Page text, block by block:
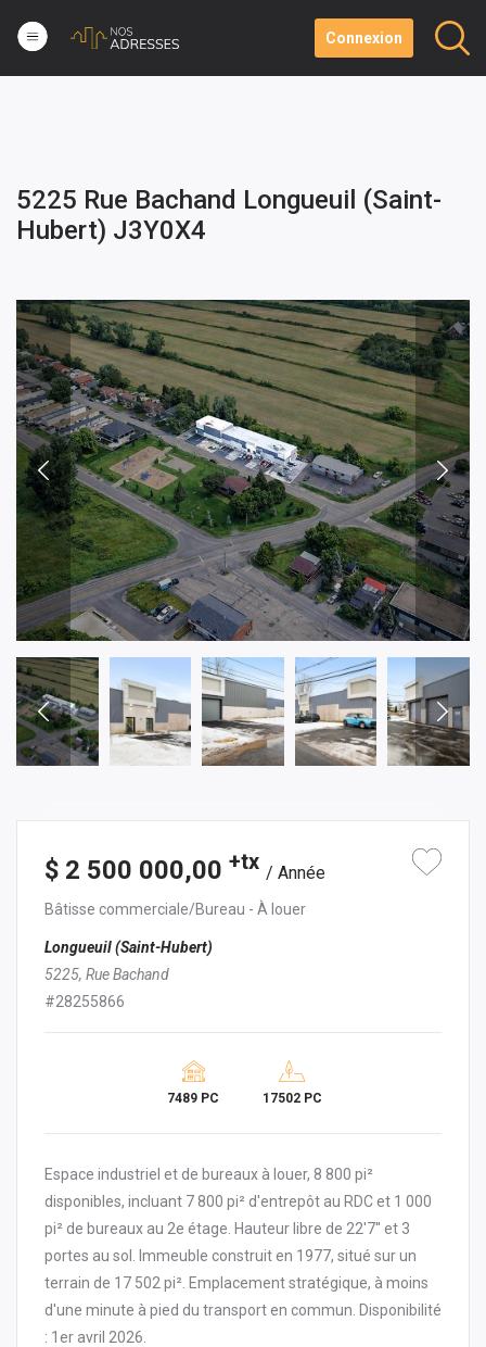
Connexion
5225 Rue Bachand Longueuil (Saint-
Hubert) J3Y0X4
$ 2 500 000,00 +tx / Année
Bâtisse commerciale/Bureau - À louer
Longueuil (Saint-Hubert)
5225, Rue Bachand
#28255866
7489 PC 17502 PC
Espace industriel et de bureaux à louer, 8 800 pi²
disponibles, incluant 7 800 pi² d'entrepôt au RDC et 1 000
pi² de bureaux au 2e étage. Hauteur libre de 22'7'' et 3
portes au sol. Immeuble construit en 1977, situé sur un
terrain de 17 502 pi². Emplacement stratégique, à moins
d'une minute à pied du transport en commun. Disponibilité
: 1er avril 2026.